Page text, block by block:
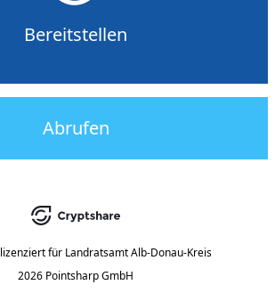
Bereitstellen
Abrufen
lizenziert für Landratsamt Alb-Donau-Kreis
2026 Pointsharp GmbH